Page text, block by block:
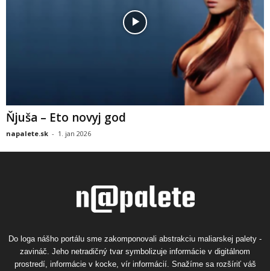
Ňjuša – Eto novyj god
napalete.sk - 1. jan 2026
Do loga nášho portálu sme zakomponovali abstrakciu maliarskej palety -
zavináč. Jeho netradičný tvar symbolizuje informácie v digitálnom
prostredí, informácie v kocke, vír informácií. Snažíme sa rozšíriť váš